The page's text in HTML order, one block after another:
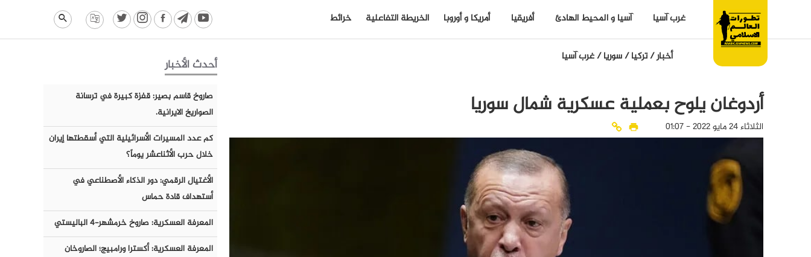
غرب آسيا آسيا و المحيط الهادئ أفريقيا أمريكا و أوروبا الخريطة التفاعلية خرائط
أخبار/تركيا/سوريا/غرب آسيا
أردوغان يلوح بعملية عسكرية شمال سوريا
الثلاثاء 24 مايو 2022 - 01:07
أحدث الأخبار
صاروخ قاسم بصير: قفزة كبيرة في ترسانة
الصواريخ الايرانية.
كم عدد المسيرات الأسرائيلية التي أسقطتها إيران
خلال حرب الأثناعشر يوماً؟
الأغتيال الرقمي: دور الذكاء الأصطناعي في
أستهداف قادة حماس
المعرفة العسكرية: صاروخ خرمشهر-٤ الباليستي
المعرفة العسكرية: أكسترا ورامبيج؛ الصاروخان